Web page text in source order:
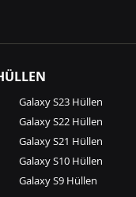
Galaxy S23 Hüllen
Galaxy S22 Hüllen
Galaxy S21 Hüllen
Galaxy S10 Hüllen
Galaxy S9 Hüllen